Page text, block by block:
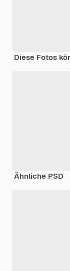
Diese Fotos
Ähnliche PSD